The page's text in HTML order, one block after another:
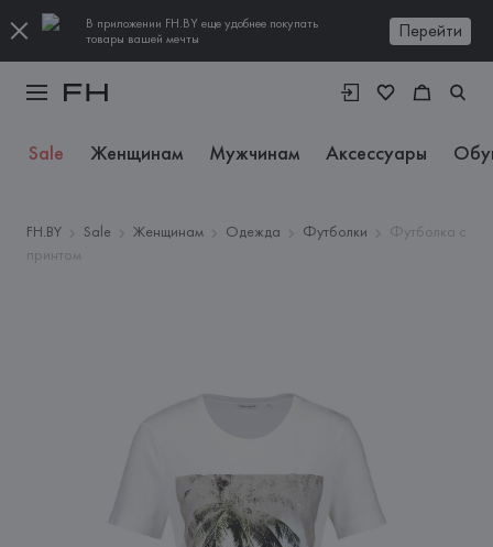
В приложении FH.BY еще удобнее покупать
товары вашей мечты
Перейти
Sale Женщинам Мужчинам Аксессуары
FH.BY Sale Женщинам Одежда Футболки
Футболка с
принтом